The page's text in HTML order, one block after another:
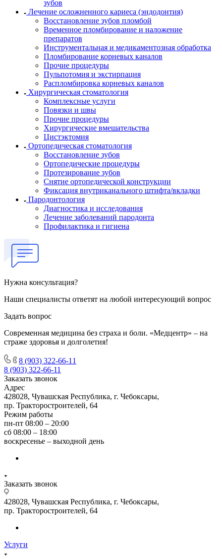
зубов
Лечение осложненного кариеса (эндодонтия)
Восстановление зубов пломбой
Временное пломбирование и наложение
препаратов
Инструментальная и медикаментозная обработка
Пломбирование корневых каналов
Прочие процедуры
Пульпотомия и экстирпация
Распломбировка корневых каналов
Хирургическая стоматология
Комплексные услуги
Повязки и швы
Прочие процедуры
Хирургические вмешательства
Цистэктомия
Ортопедическая стоматология
Восстановление зубов
Ортопедические процедуры
Протезирование зубов
Снятие ортопедической конструкции
Фиксация внутриканального штифта/вкладки
Пародонтология
Диагностика и исследования
Лечение заболеваний пародонта
Профилактика и гигиена
Нужна консультация?
Наши специалисты ответят на любой интересующий вопрос
Задать вопрос
Современная медицина без страха и боли. «Медцентр» – на
страже здоровья и долголетия!
8 (903) 322-66-11
8 (903) 322-66-11
Заказать звонок
Адрес
428028, Чувашская Республика, г. Чебоксары,
пр. Тракторостроителей, 64
Режим работы
пн-пт 08:00 – 20:00
сб 08:00 – 18:00
воскресенье – выходной день
Заказать звонок
428028, Чувашская Республика, г. Чебоксары,
пр. Тракторостроителей, 64
Услуги